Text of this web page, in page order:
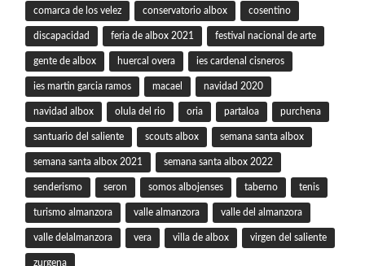
comarca de los velez conservatorio albox cosentino
discapacidad feria de albox 2021 festival nacional de arte
gente de albox huercal overa ies cardenal cisneros
ies martin garcia ramos macael navidad 2020
navidad albox olula del rio oria partaloa purchena
santuario del saliente scouts albox semana santa albox
semana santa albox 2021 semana santa albox 2022
senderismo seron somos albojenses taberno tenis
turismo almanzora valle almanzora valle del almanzora
valle delalmanzora vera villa de albox virgen del saliente
zurgena